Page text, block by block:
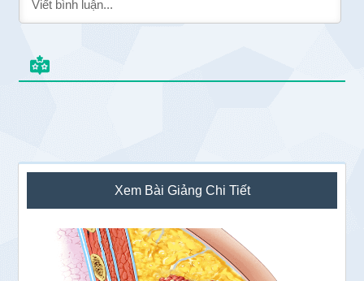
Sidebar
chính
Xem Bài Giảng Chi Tiết